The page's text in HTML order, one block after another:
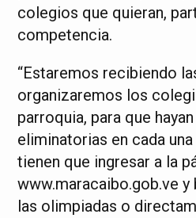
colegios que quieran,
competencia.
“Estaremos recibiendo
organizaremos los
parroquia, para que
eliminatorias en cada
tienen que ingresar a la
www.maracaibo.gob.ve y
las olimpiadas o